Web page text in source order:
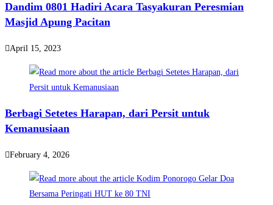
Dandim 0801 Hadiri Acara Tasyakuran Peresmian
Masjid Apung Pacitan
April 15, 2023
Berbagi Setetes Harapan, dari Persit untuk
Kemanusiaan
February 4, 2026